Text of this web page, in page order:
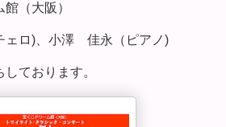
（大阪）
ロ)、小澤 佳永（ピアノ)
ております。